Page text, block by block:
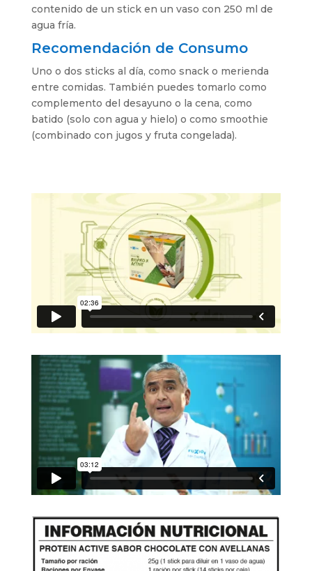
contenido de un stick en un vaso con 250 ml de
agua fría.
Recomendación de Consumo
Uno o dos sticks al día, como snack o merienda
entre comidas. También puedes tomarlo como
complemento del desayuno o la cena, como
batido (solo con agua y hielo) o como smoothie
(combinado con jugos y fruta congelada).